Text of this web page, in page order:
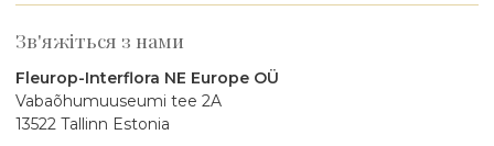
Зв'яжіться з нами
Fleurop-Interflora NE Europe OÜ
Vabaõhumuuseumi tee 2A
13522 Tallinn Estonia